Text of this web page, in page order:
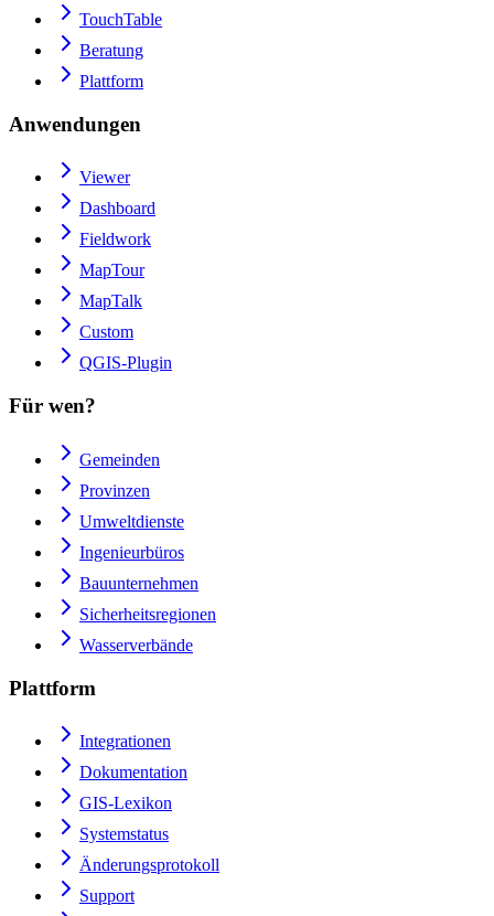
TouchTable
Beratung
Plattform
Anwendungen
Viewer
Dashboard
Fieldwork
MapTour
MapTalk
Custom
QGIS-Plugin
Für wen?
Gemeinden
Provinzen
Umweltdienste
Ingenieurbüros
Bauunternehmen
Sicherheitsregionen
Wasserverbände
Plattform
Integrationen
Dokumentation
GIS-Lexikon
Systemstatus
Änderungsprotokoll
Support